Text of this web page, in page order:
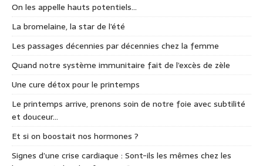
On les appelle hauts potentiels…
La bromelaine, la star de l’été
Les passages décennies par décennies chez la femme
Quand notre système immunitaire fait de l’excès de zèle
Une cure détox pour le printemps
Le printemps arrive, prenons soin de notre foie avec subtilité
et douceur…
Et si on boostait nos hormones ?
Signes d’une crise cardiaque : Sont-ils les mêmes chez les